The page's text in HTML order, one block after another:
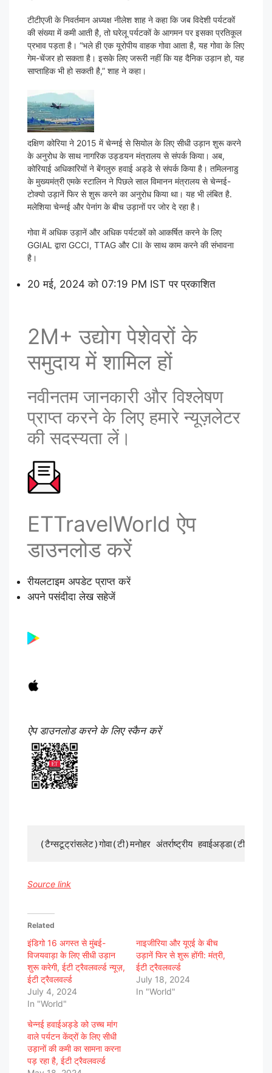
टीटीएजी के निवर्तमान अध्यक्ष नीलेश शाह ने कहा कि जब विदेशी पर्यटकों
की संख्या में कमी आती है, तो घरेलू पर्यटकों के आगमन पर इसका प्रतिकूल
प्रभाव पड़ता है। “भले ही एक यूरोपीय वाहक गोवा आता है, यह गोवा के लिए
गेम-चेंजर हो सकता है। इसके लिए जरूरी नहीं कि यह दैनिक उड़ान हो, यह
साप्ताहिक भी हो सकती है,” शाह ने कहा।
दक्षिण कोरिया ने 2015 में चेन्नई से सियोल के लिए सीधी उड़ान शुरू करने
के अनुरोध के साथ नागरिक उड्डयन मंत्रालय से संपर्क किया। अब,
कोरियाई अधिकारियों ने बेंगलुरु हवाई अड्डे से संपर्क किया है। तमिलनाडु
के मुख्यमंत्री एमके स्टालिन ने पिछले साल विमानन मंत्रालय से चेन्नई-
टोक्यो उड़ानें फिर से शुरू करने का अनुरोध किया था। यह भी लंबित है.
मलेशिया चेन्नई और पेनांग के बीच उड़ानों पर जोर दे रहा है।
गोवा में अधिक उड़ानें और अधिक पर्यटकों को आकर्षित करने के लिए
GGIAL द्वारा GCCI, TTAG और CII के साथ काम करने की संभावना
है।
20 मई, 2024 को 07:19 PM IST पर प्रकाशित
2M+ उद्योग पेशेवरों के
समुदाय में शामिल हों
नवीनतम जानकारी और विश्लेषण
प्राप्त करने के लिए हमारे न्यूज़लेटर
की सदस्यता लें।
ETTravelWorld ऐप
डाउनलोड करें
रीयलटाइम अपडेट प्राप्त करें
अपने पसंदीदा लेख सहेजें
ऐप डाउनलोड करने के लिए स्कैन करें
Source link
Related
इंडिगो 16 अगस्त से मुंबई-
विजयवाड़ा के लिए सीधी उड़ान
शुरू करेगी, ईटी ट्रैवलवर्ल्ड न्यूज़,
ईटी ट्रैवलवर्ल्ड
July 4, 2024
In "World"
नाइजीरिया और यूएई के बीच
उड़ानें फिर से शुरू होंगी: मंत्री,
ईटी ट्रैवलवर्ल्ड
July 18, 2024
In "World"
चेन्नई हवाईअड्डे को उच्च मांग
वाले पर्यटन केंद्रों के लिए सीधी
उड़ानों की कमी का सामना करना
पड़ रहा है, ईटी ट्रैवलवर्ल्ड